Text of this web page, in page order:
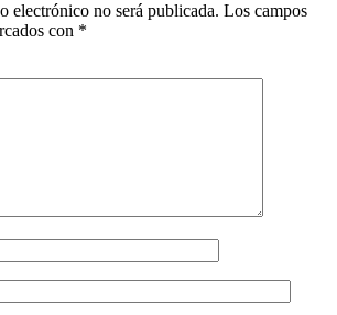
electrónico no será publicada. Los campos
con *